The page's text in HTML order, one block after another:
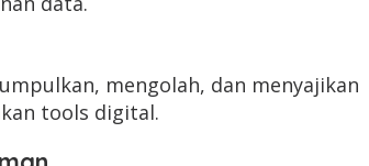
mengolah, dan menyajikan
tools digital.